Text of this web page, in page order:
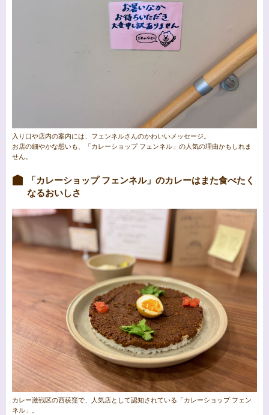
入り口や店内の案内には、フェンネルさんのかわいいメッセージ。
お店の細やかな想いも、「カレーショップ フェンネル」の人気の理由かもしれま
せん。
「カレーショップ フェンネル」のカレーはまた食べたく
なるおいしさ
カレー激戦区の西荻窪で、人気店として認知されている「カレーショップ フェン
ネル」。